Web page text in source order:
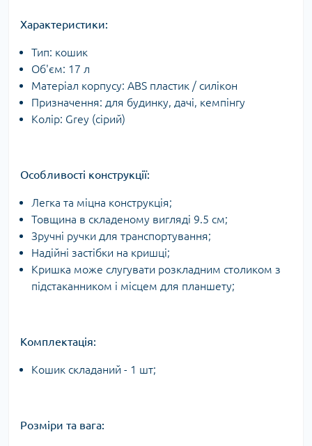
Характеристики:
Тип: кошик
Об'єм: 17 л
Матеріал корпусу: ABS пластик / силікон
Призначення: для будинку, дачі, кемпінгу
Колір: Grey (сірий)
Особливості конструкції:
Легка та міцна конструкція;
Товщина в складеному вигляді 9.5 см;
Зручні ручки для транспортування;
Надійні застібки на кришці;
Кришка може слугувати розкладним столиком з
підстаканником і місцем для планшету;
Комплектація:
Кошик складаний - 1 шт;
Розміри та вага: